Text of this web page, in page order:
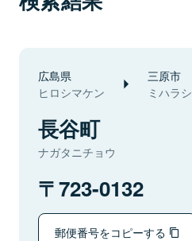
広島県
ヒロシマケン
三原市
ミハラシ
長谷町
ナガタニチョウ
723-0132
郵便番号をコピーする